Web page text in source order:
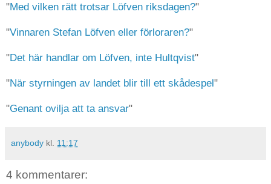
"Med vilken rätt trotsar Löfven riksdagen?"
"Vinnaren Stefan Löfven eller förloraren?"
"Det här handlar om Löfven, inte Hultqvist"
"När styrningen av landet blir till ett skådespel"
"Genant ovilja att ta ansvar"
anybody kl. 11:17
4 kommentarer: